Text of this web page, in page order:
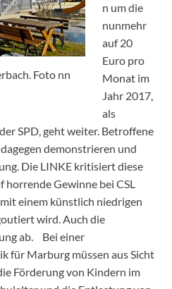
Foto nn
n um die
nunmehr
auf 20
Euro pro
Monat im
Jahr 2017,
als
SPD, geht weiter. Betroffene
demonstrieren und
Die LINKE kritisiert diese
horrende Gewinne bei CSL
einem künstlich niedrigen
wird. Auch die
ab. Bei einer
für Marburg müssen aus Sicht
Förderung von Kindern im